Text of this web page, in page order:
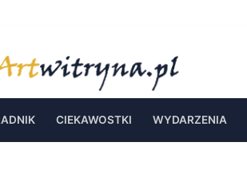
CIEKAWOSTKI WYDARZENIA